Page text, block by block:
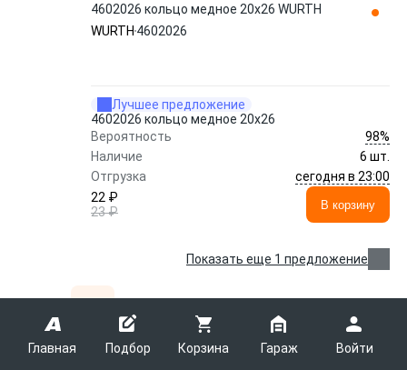
Главная Подбор Корзина Гараж Войти
4602026 кольцо медное 20х26 WURTH
WURTH 4602026
Лучшее предложение
4602026 кольцо медное 20х26
Вероятность
98%
Наличие
6 шт.
Отгрузка
сегодня в 23:00
22 ₽
23 ₽
В корзину
Показать еще 1 предложение
1 — 36 из 30269 товаров